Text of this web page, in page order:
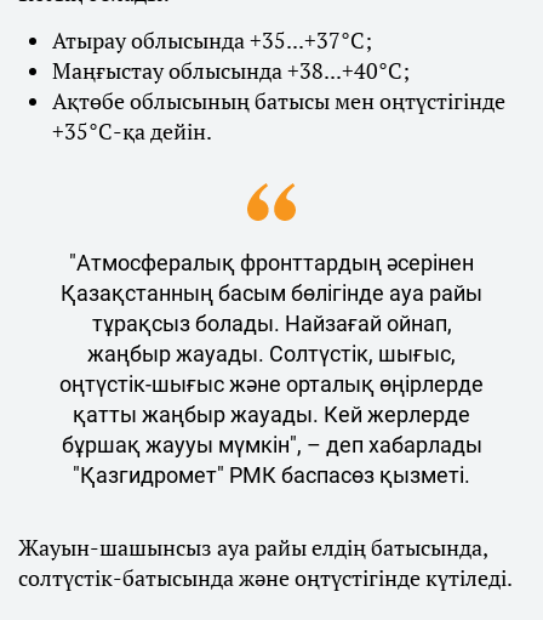
Атырау облысында +35...+37°С;
Маңғыстау облысында +38...+40°С;
Ақтөбе облысының батысы мен оңтүстігінде
+35°С-қа дейін.
"Атмосфералық фронттардың әсерінен
Қазақстанның басым бөлігінде ауа райы
тұрақсыз болады. Найзағай ойнап,
жаңбыр жауады. Солтүстік, шығыс,
оңтүстік-шығыс және орталық өңірлерде
қатты жаңбыр жауады. Кей жерлерде
бұршақ жаууы мүмкін", – деп хабарлады
"Қазгидромет" РМК баспасөз қызметі.
Жауын-шашынсыз ауа райы елдің батысында,
солтүстік-батысында және оңтүстігінде күтіледі.